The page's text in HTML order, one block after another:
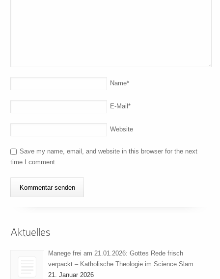
Name*
E-Mail*
Website
Save my name, email, and website in this browser for the next
time I comment.
Aktuelles
Manege frei am 21.01.2026: Gottes Rede frisch
verpackt – Katholische Theologie im Science Slam
21. Januar 2026